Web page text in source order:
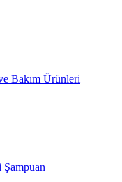
Bakım Ürünleri